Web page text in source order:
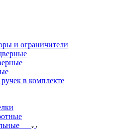
и ограничители
в комплекте